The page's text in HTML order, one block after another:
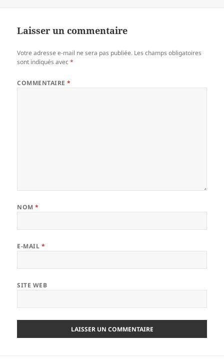
Laisser un commentaire
Votre adresse e-mail ne sera pas publiée. Les champs obligatoires
sont indiqués avec*
COMMENTAIRE*
NOM*
E-MAIL *
SITE WEB